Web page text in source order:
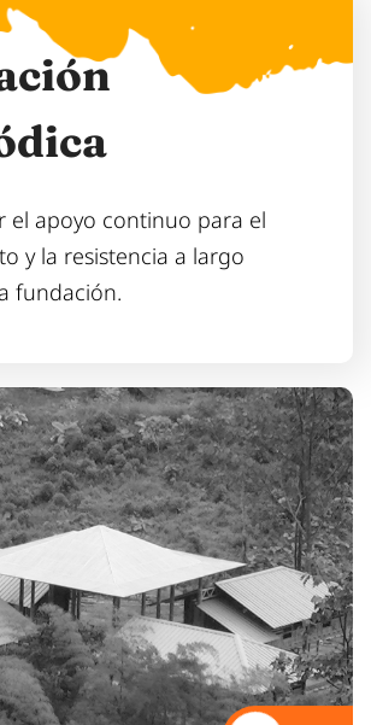
ción
dica
el apoyo continuo para el
y la resistencia a largo
fundación.